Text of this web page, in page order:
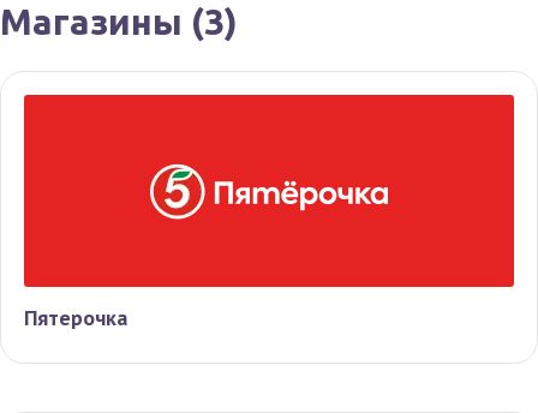
Магазины (3)
Пятерочка